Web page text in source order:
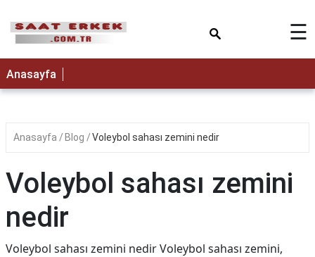
☰
Anasayfa
Anasayfa Blog Voleybol sahası zemini nedir
Voleybol sahası zemini
nedir
Voleybol sahası zemini nedir Voleybol sahası zemini,